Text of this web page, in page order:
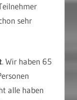
sehr
. Wir haben 65
alle haben